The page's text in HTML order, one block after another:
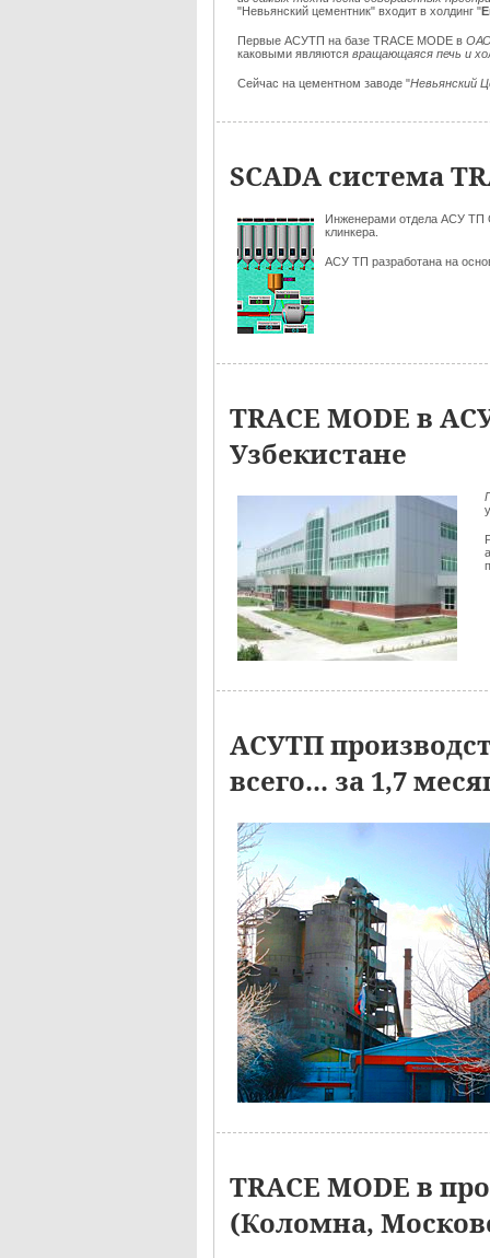
"Невьянский цементник" входит в холдинг "
Первые АСУТП на базе TRACE MODE в ОАО
каковыми являются вращающаяся печь и
Сейчас на цементном заводе "Невьянский
SCADA система
Инженерами отдела АСУ ТП
клинкера.
АСУ ТП разработана на
TRACE MODE в
Узбекистане
АСУТП
всего... за 1,7
TRACE MODE в
(Коломна,